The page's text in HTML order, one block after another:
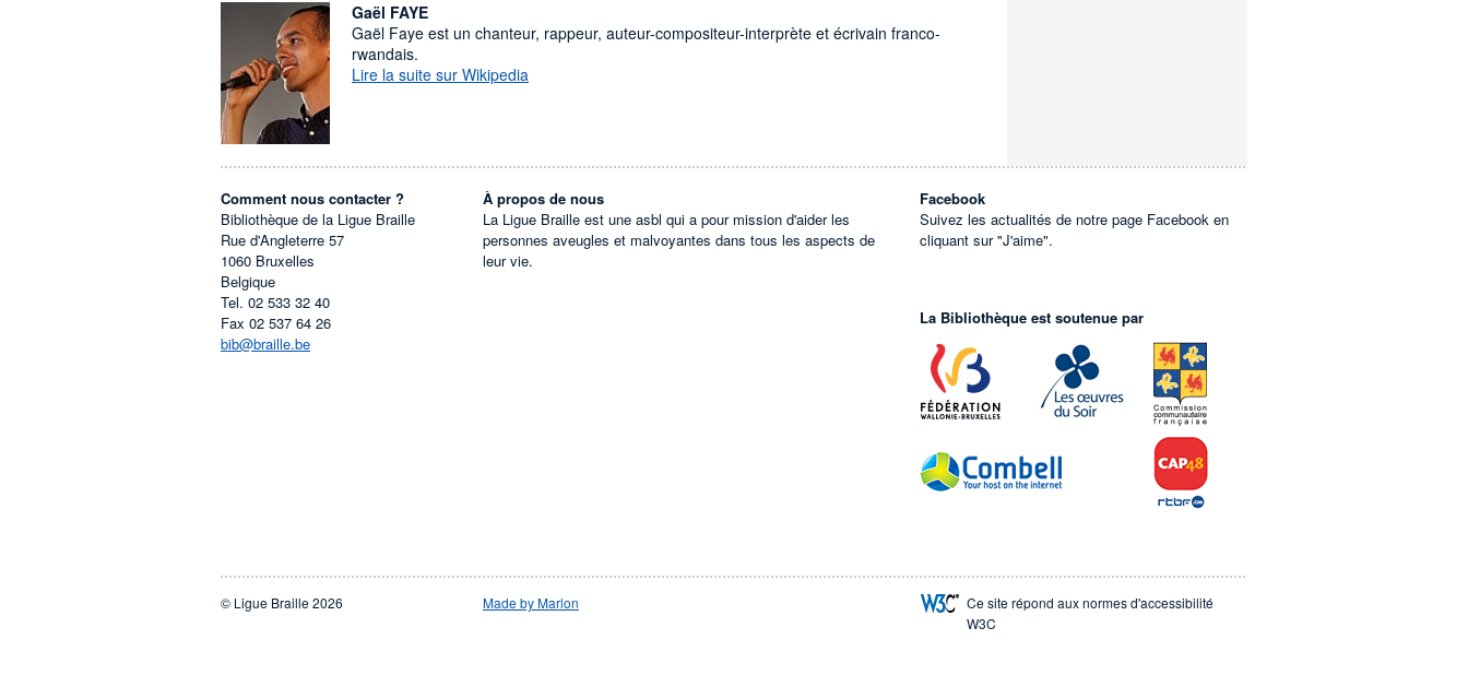
Gaël FAYE
Gaël Faye est un chanteur, rappeur, auteur-compositeur-interprète et écrivain franco-
rwandais.
Lire la suite sur Wikipedia
Comment nous contacter ?
Bibliothèque de la Ligue Braille
Rue d'Angleterre 57
1060 Bruxelles
Belgique
Tel. 02 533 32 40
Fax 02 537 64 26
bib@braille.be
À propos de nous
La Ligue Braille est une asbl qui a pour mission d'aider les
personnes aveugles et malvoyantes dans tous les aspects de
leur vie.
Facebook
Suivez les actualités de notre page Facebook en
cliquant sur "J'aime".
La Bibliothèque est soutenue par
© Ligue Braille 2026 Made by Marlon
Ce site répond aux normes d'accessibilité
W3C